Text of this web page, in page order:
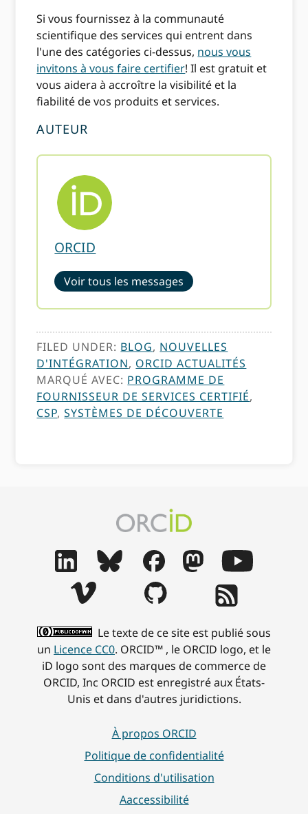
Si vous fournissez à la communauté
scientifique des services qui entrent dans
l'une des catégories ci-dessus, nous vous
invitons à vous faire certifier! Il est gratuit et
vous aidera à accroître la visibilité et la
fiabilité de vos produits et services.
AUTEUR
ORCID
Voir tous les messages
FILED UNDER: BLOG, NOUVELLES
D'INTÉGRATION, ORCID ACTUALITÉS
MARQUÉ AVEC: PROGRAMME DE
FOURNISSEUR DE SERVICES CERTIFIÉ,
CSP,SYSTÈMES DE DÉCOUVERTE
Le texte de ce site est publié sous
un Licence CC0. ORCID™ , le ORCID logo, et le
iD logo sont des marques de commerce de
ORCID, Inc ORCID est enregistré aux États-
Unis et dans d'autres juridictions.
À propos ORCID
Politique de confidentialité
Conditions d'utilisation
Aaccessibilité